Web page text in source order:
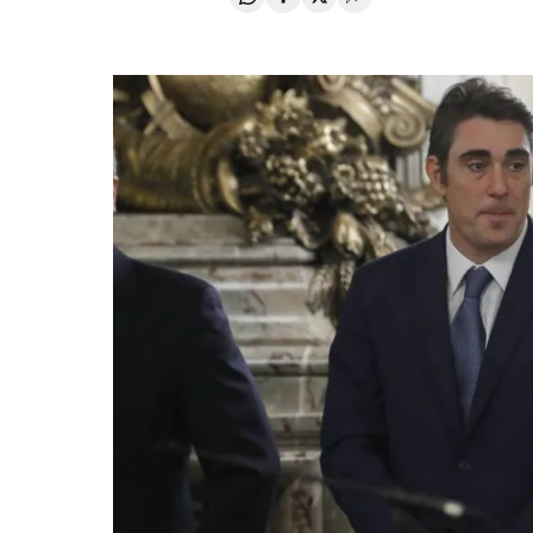
Compartir en Whatsapp
Compartir en Facebook
Compartir en Twitter
Desplegar Redes